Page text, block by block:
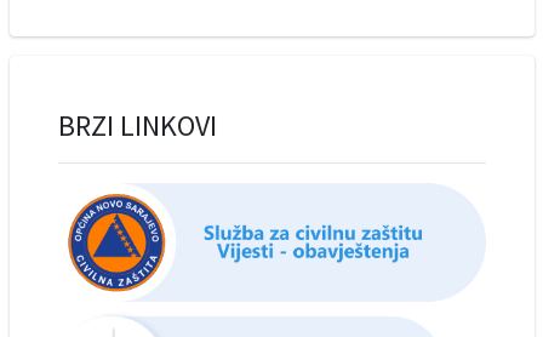
BRZI LINKOVI